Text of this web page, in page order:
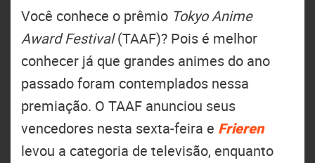
Você conhece o prêmio Tokyo Anime
Award Festival(TAAF)? Pois é melhor
conhecer já que grandes animes do ano
passado foram contemplados nessa
premiação. O TAAF anunciou seus
vencedores nesta sexta-feira e Frieren
levou a categoria de televisão, enquanto